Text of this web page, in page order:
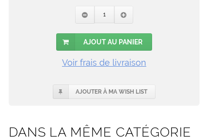
AJOUT AU PANIER
Voir frais de livraison
AJOUTER À MA WISH LIST
DANS LA MÊME CATÉGORIE